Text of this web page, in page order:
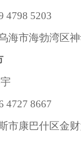
4798 5203
海市海勃湾区
4727 8667
市康巴什区金